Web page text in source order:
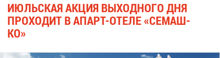
ИЮЛЬ­СКАЯ АК­ЦИЯ ВЫ­ХОД­НО­ГО ДНЯ
ПРО­ХО­ДИТ В АПАРТ-ОТЕ­ЛЕ «СЕ­МАШ­
КО»